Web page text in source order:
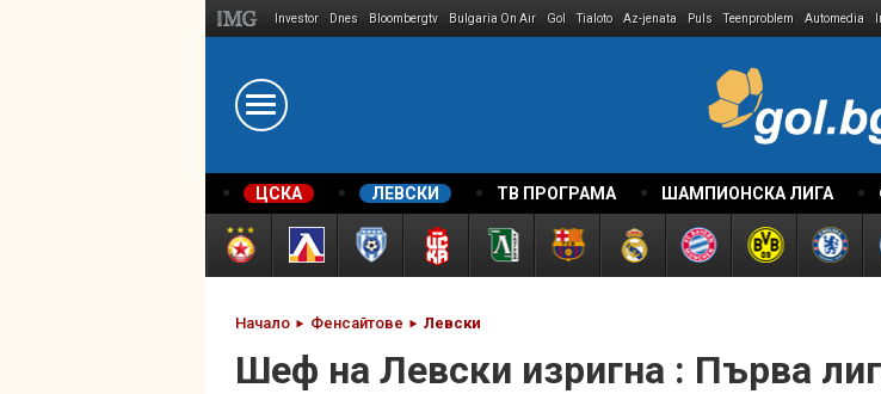
Investor Dnes Bloombergtv Bulgaria On Air Gol Tialoto Az-jenata Puls Teenproblem Automedia
ЦСКА ЛЕВСКИ ТВ ПРОГРАМА ШАМПИОНСКА ЛИГА
Начало Фенсайтове Левски
Шеф на Левски изригна : Първа